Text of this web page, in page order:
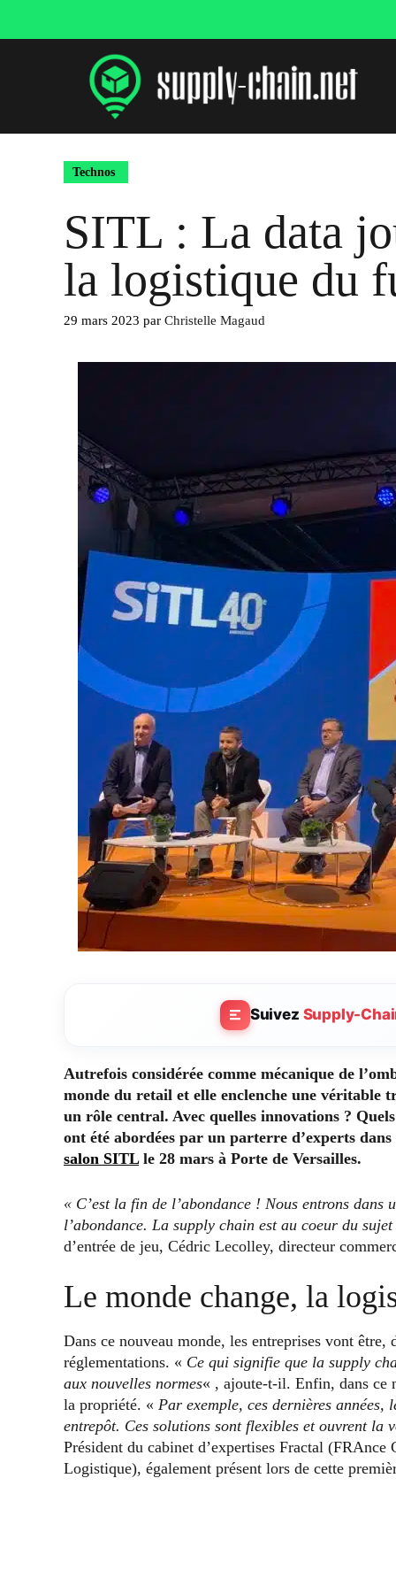
Technos
SITL : La data
la logistique du
29 mars 2023 par Christelle Magaud
Suivez Supply-
Autrefois considérée comme mécanique de
monde du retail et elle enclenche une véritable
un rôle central. Avec quelles innovations ?
ont été abordées par un parterre d’experts
salon SITLle 28 mars à Porte de Versailles.
« C’est la fin de l’abondance ! Nous entrons
l’abondance. La supply chain est au coeur du
d’entrée de jeu, Cédric Lecolley, directeur
Le monde change, la
Dans ce nouveau monde, les entreprises vont
réglementations. « Ce qui signifie que la supply
aux nouvelles normes« , ajoute-t-il. Enfin, dans ce
la propriété. « Par exemple, ces dernières années,
entrepôt. Ces solutions sont flexibles et ouvrent la
Président du cabinet d’expertises Fractal
Logistique), également présent lors de cette